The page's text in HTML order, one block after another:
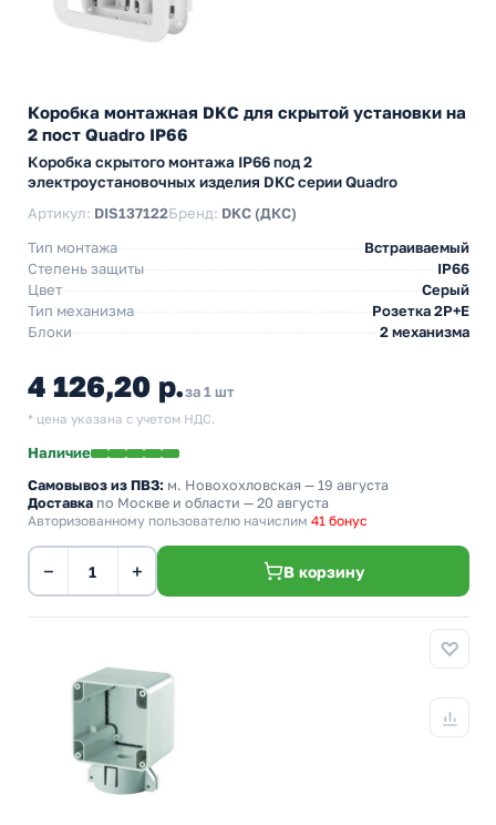
Коробка монтажная DKC для скрытой установки на
2 пост Quadro IP66
Коробка скрытого монтажа IP66 под 2
электроустановочных изделия DKC серии Quadro
Артикул: DIS137122Бренд: DKC (ДКС)
Тип монтажа
Встраиваемый
Степень защиты
IP66
Цвет
Серый
Тип механизма
Розетка 2Р+Е
Блоки
2 механизма
4 126,20 р.за 1 шт
* цена указана с учетом НДС.
Наличие
Самовывоз из ПВЗ: м. Новохохловская — 19 августа
Доставка по Москве и области — 20 августа
Авторизованному пользователю начислим 41 бонус
− + В корзину